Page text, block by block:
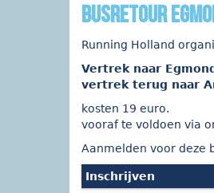
busretour
Running Holland
Vertrek naar
vertrek terug naar
kosten 19 euro.
vooraf te voldoen via
Aanmelden voor deze
Inschrijven